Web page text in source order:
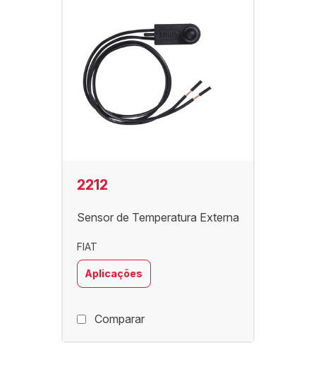
2212
Sensor de Temperatura Externa
FIAT
Aplicações
Comparar